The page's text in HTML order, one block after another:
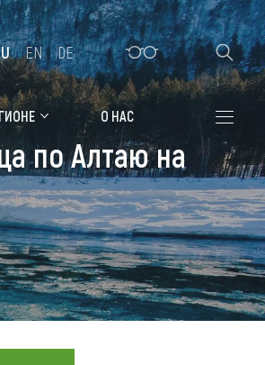
зимовка
остановиться
отели
базы
усадьбы
придорожные отели
О НАС
EN DE
по Алтаю на